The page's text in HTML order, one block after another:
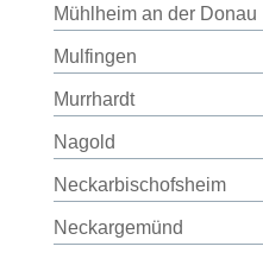
Mühlheim an der Donau
Mulfingen
Murrhardt
Nagold
Neckarbischofsheim
Neckargemünd